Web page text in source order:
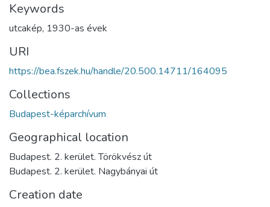
Keywords
utcakép, 1930-as évek
URI
https://bea.fszek.hu/handle/20.500.14711/164095
Collections
Budapest-képarchívum
Geographical location
Budapest. 2. kerület. Törökvész út
Budapest. 2. kerület. Nagybányai út
Creation date